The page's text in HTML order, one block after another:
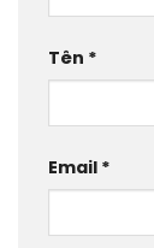
Tên *
Email *